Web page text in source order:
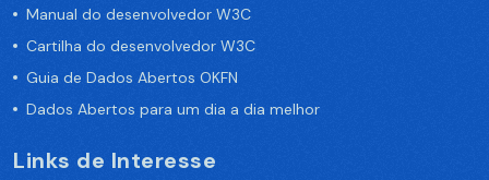
Manual do desenvolvedor W3C
Cartilha do desenvolvedor W3C
Guia de Dados Abertos OKFN
Dados Abertos para um dia a dia melhor
Links de Interesse